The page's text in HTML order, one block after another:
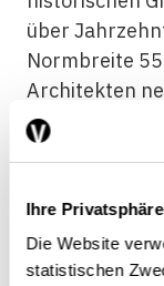
Ihre
Die Website
statistischen
über
Normbreite
Architekten
europäischen
Bereich Bau
Produkte. Bei
Öfen hat der
nicht Stecker